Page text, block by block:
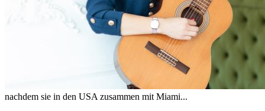
nachdem sie in den USA zusammen mit Miami...